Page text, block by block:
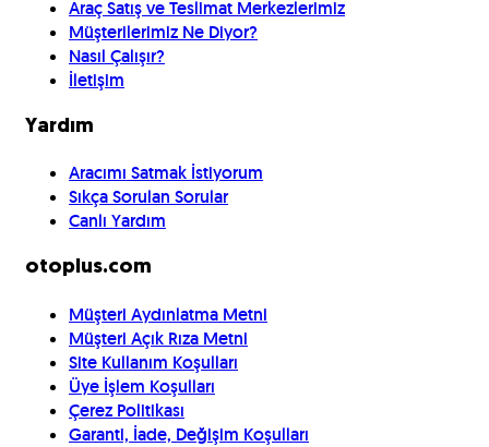
Araç Satış ve Teslimat Merkezlerimiz
Müşterilerimiz Ne Diyor?
Nasıl Çalışır?
İletişim
Yardım
Aracımı Satmak İstiyorum
Sıkça Sorulan Sorular
Canlı Yardım
otoplus.com
Müşteri Aydınlatma Metni
Müşteri Açık Rıza Metni
Site Kullanım Koşulları
Üye İşlem Koşulları
Çerez Politikası
Garanti, İade, Değişim Koşulları